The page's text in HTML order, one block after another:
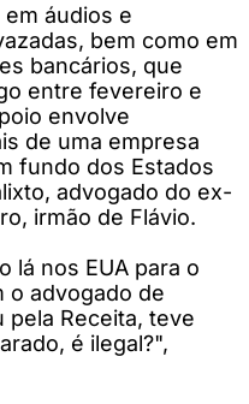
áudios e
bem como em
bancários, que
entre fevereiro e
envolve
de uma empresa
fundo dos Estados
advogado do ex-
irmão de Flávio.
lá nos EUA para o
o advogado de
pela Receita, teve
é ilegal?",